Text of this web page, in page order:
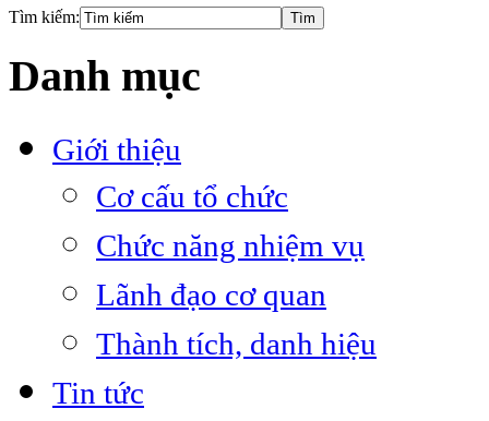
Tìm kiếm:
Danh mục
Giới thiệu
Cơ cấu tổ chức
Chức năng nhiệm vụ
Lãnh đạo cơ quan
Thành tích, danh hiệu
Tin tức